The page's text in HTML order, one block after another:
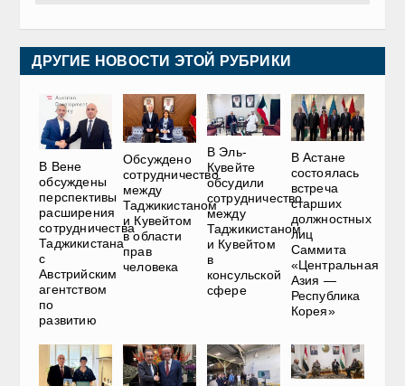
ДРУГИЕ НОВОСТИ ЭТОЙ РУБРИКИ
В Вене
обсуждены
перспективы
расширения
сотрудничества
Таджикистана
с
Австрийским
агентством
по
развитию
Обсуждено
сотрудничество
между
Таджикистаном
и Кувейтом
в области
прав
человека
В Эль-
Кувейте
обсудили
сотрудничество
между
Таджикистаном
и Кувейтом
в
консульской
сфере
В Астане
состоялась
встреча
старших
должностных
лиц
Саммита
«Центральная
Азия —
Республика
Корея»